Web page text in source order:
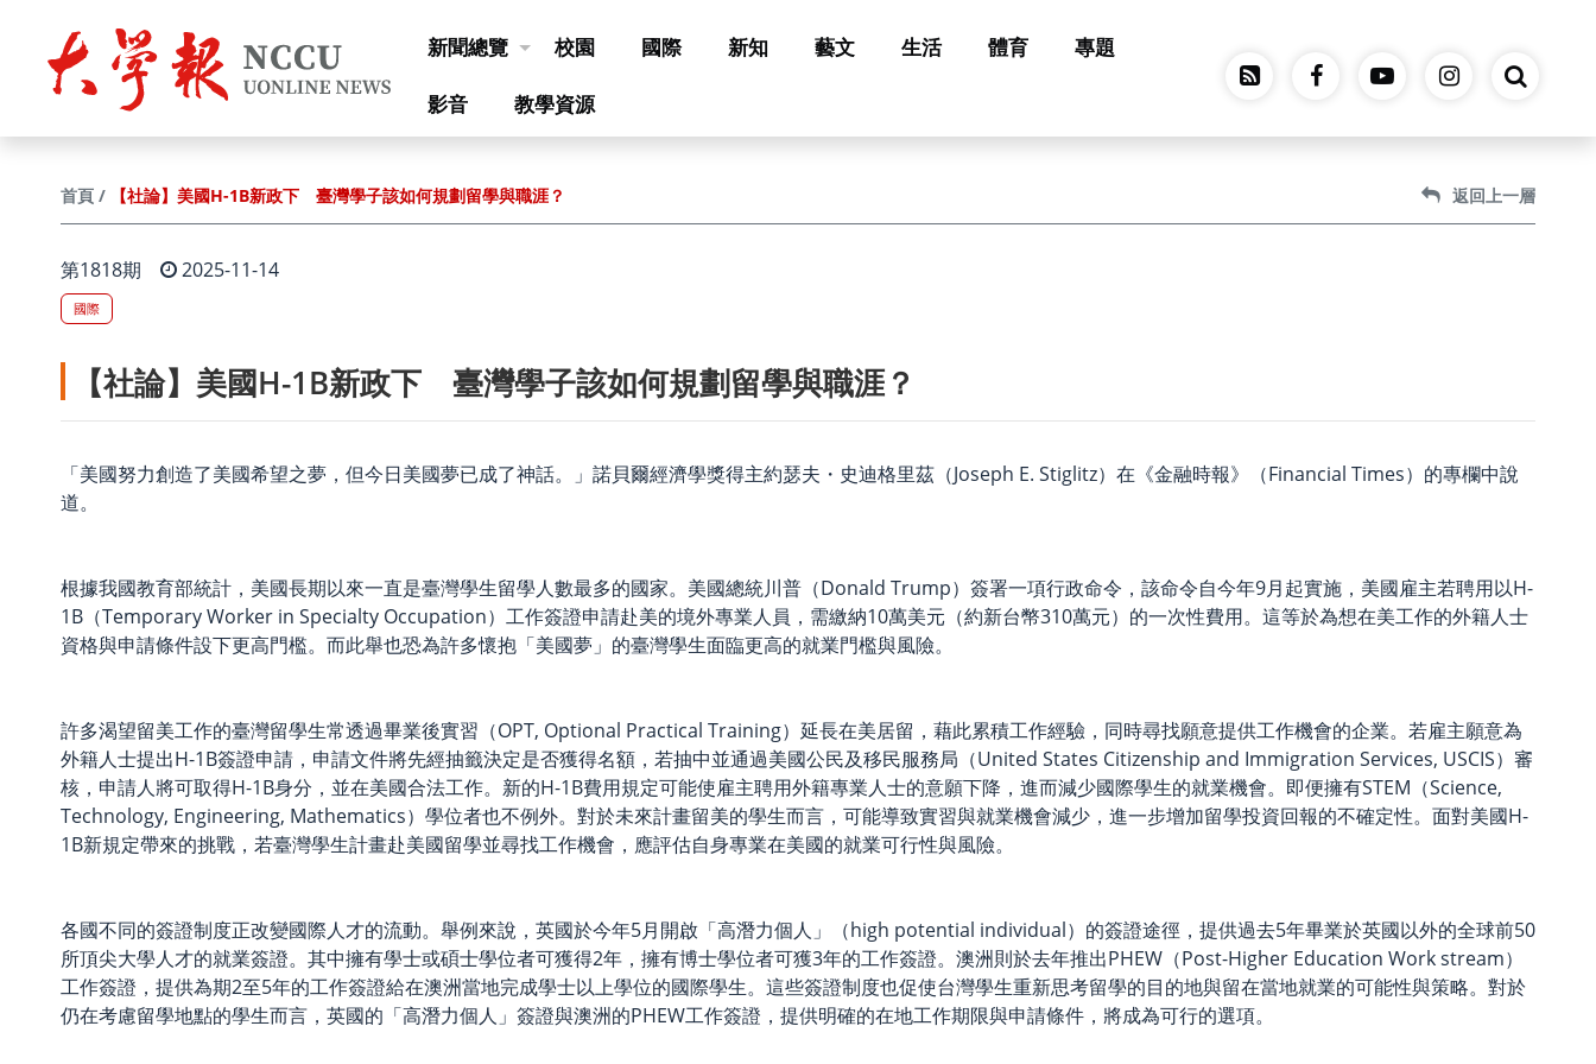
新聞總覽 校園 國際 新知 藝文 生活 體育 專題
影音 教學資源
首頁 【社論】美國H-1B新政下 臺灣學子該如何規劃留學與職涯？ 返回上一層
第1818期 2025-11-14
國際
【社論】美國H-1B新政下 臺灣學子該如何規劃留學與職涯？
「美國努力創造了美國希望之夢，但今日美國夢已成了神話。」諾貝爾經濟學獎得主約瑟夫・史迪格里茲（Joseph E. Stiglitz）在《金融時報》（Financial Times）的專欄中說
道。
根據我國教育部統計，美國長期以來一直是臺灣學生留學人數最多的國家。美國總統川普（Donald Trump）簽署一項行政命令，該命令自今年9月起實施，美國雇主若聘用以H-
1B（Temporary Worker in Specialty Occupation）工作簽證申請赴美的境外專業人員，需繳納10萬美元（約新台幣310萬元）的一次性費用。這等於為想在美工作的外籍人士
資格與申請條件設下更高門檻。而此舉也恐為許多懷抱「美國夢」的臺灣學生面臨更高的就業門檻與風險。
許多渴望留美工作的臺灣留學生常透過畢業後實習（OPT, Optional Practical Training）延長在美居留，藉此累積工作經驗，同時尋找願意提供工作機會的企業。若雇主願意為
外籍人士提出H-1B簽證申請，申請文件將先經抽籤決定是否獲得名額，若抽中並通過美國公民及移民服務局（United States Citizenship and Immigration Services, USCIS）審
核，申請人將可取得H-1B身分，並在美國合法工作。新的H-1B費用規定可能使雇主聘用外籍專業人士的意願下降，進而減少國際學生的就業機會。即便擁有STEM（Science,
Technology, Engineering, Mathematics）學位者也不例外。對於未來計畫留美的學生而言，可能導致實習與就業機會減少，進一步增加留學投資回報的不確定性。面對美國H-
1B新規定帶來的挑戰，若臺灣學生計畫赴美國留學並尋找工作機會，應評估自身專業在美國的就業可行性與風險。
各國不同的簽證制度正改變國際人才的流動。舉例來說，英國於今年5月開啟「高潛力個人」（high potential individual）的簽證途徑，提供過去5年畢業於英國以外的全球前50
所頂尖大學人才的就業簽證。其中擁有學士或碩士學位者可獲得2年，擁有博士學位者可獲3年的工作簽證。澳洲則於去年推出PHEW（Post-Higher Education Work stream）
工作簽證，提供為期2至5年的工作簽證給在澳洲當地完成學士以上學位的國際學生。這些簽證制度也促使台灣學生重新思考留學的目的地與留在當地就業的可能性與策略。對於
仍在考慮留學地點的學生而言，英國的「高潛力個人」簽證與澳洲的PHEW工作簽證，提供明確的在地工作期限與申請條件，將成為可行的選項。